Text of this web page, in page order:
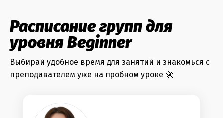
Расписание групп для
уровня Beginner
Выбирай удобное время для занятий и знакомься с
преподавателем уже на пробном уроке 🚀